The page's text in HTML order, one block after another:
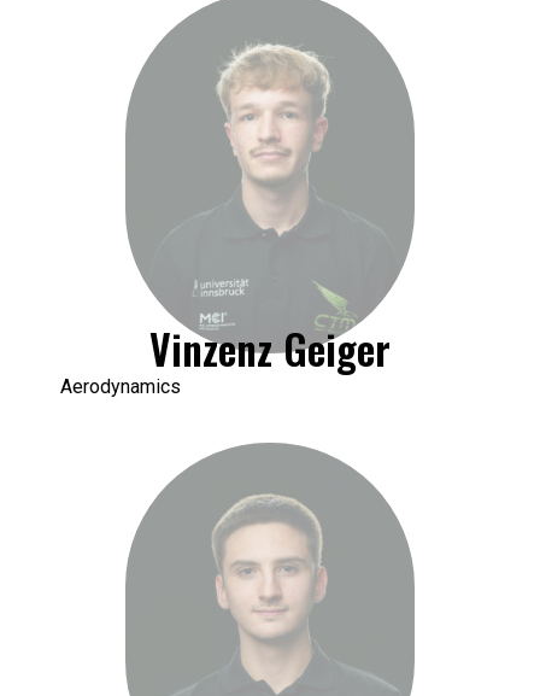
Vinzenz Geiger
Aerodynamics